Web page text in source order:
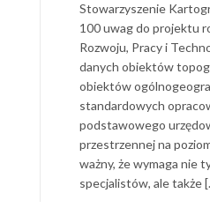
Stowarzyszenie
100 uwag do projektu
Rozwoju, Pracy i
danych obiektów
obiektów
standardowych
podstawowego
przestrzennej na
ważny, że wymaga nie
specjalistów, ale także